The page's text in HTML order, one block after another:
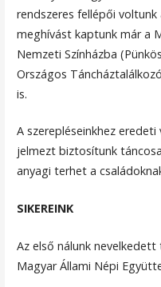
rendszeres fellépői
meghívást kaptunk már a
Nemzeti Színházba
Országos
is.
A szerepléseinkhez
jelmezt biztosítunk
anyagi terhet a
SIKEREINK
Az első nálunk
Magyar Állami Népi